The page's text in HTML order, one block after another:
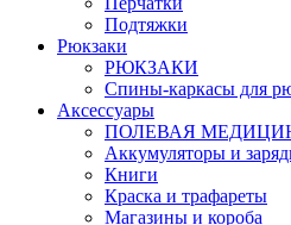
Подтяжки
Рюкзаки
РЮКЗАКИ
Спины-каркасы для
Аксессуары
ПОЛЕВАЯ
Аккумуляторы и
Книги
Краска и трафареты
Магазины и короба